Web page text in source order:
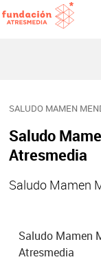
SALUDO MAMEN
Saludo
Atresmedia
Saludo Mamen
Saludo Mamen
Atresmedia